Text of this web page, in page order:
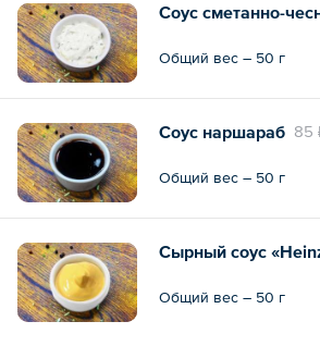
Соус сметанно-
Общий вес – 50 г
85
Соус наршараб
Общий вес – 50 г
Сырный соус
Общий вес – 50 г